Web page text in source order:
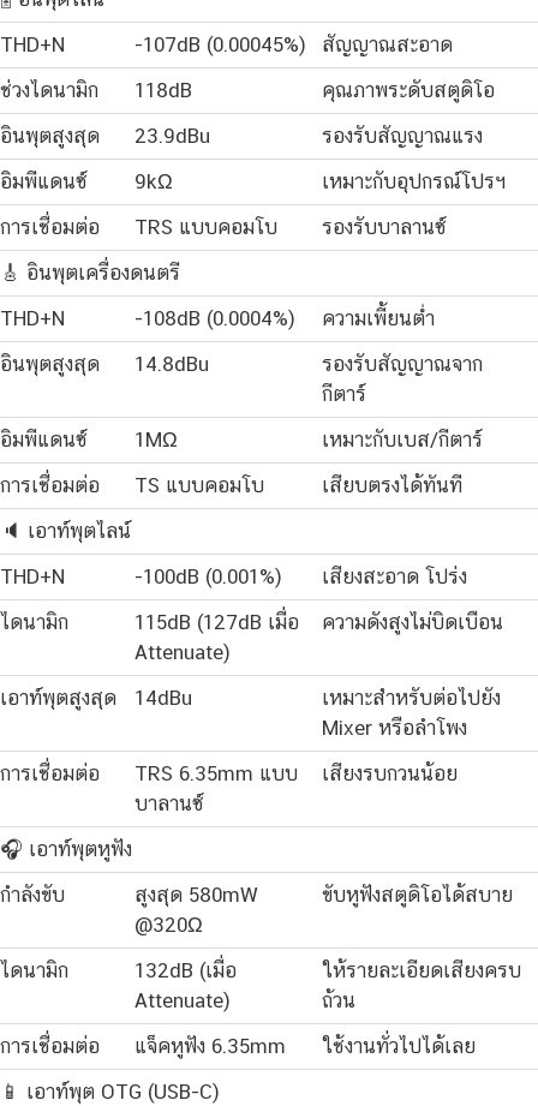
THD+N
-107dB (0.00045%)
สัญญาณสะอาด
ช่วงไดนามิก
118dB
คุณภาพระดับสตูดิโอ
อินพุตสูงสุด
23.9dBu
รองรับสัญญาณแรง
อิมพีแดนซ์
9kΩ
เหมาะกับอุปกรณ์โปรฯ
การเชื่อมต่อ
TRS แบบคอมโบ
รองรับบาลานซ์
🎸 อินพุตเครื่องดนตรี
THD+N
-108dB (0.0004%)
ความเพี้ยนต่ำ
อินพุตสูงสุด
14.8dBu
รองรับสัญญาณจาก
กีตาร์
อิมพีแดนซ์
1MΩ
เหมาะกับเบส/กีตาร์
การเชื่อมต่อ
TS แบบคอมโบ
เสียบตรงได้ทันที
🔈 เอาท์พุตไลน์
THD+N
-100dB (0.001%)
เสียงสะอาด โปร่ง
ไดนามิก
115dB (127dB เมื่อ
Attenuate)
ความดังสูงไม่บิดเบือน
เอาท์พุตสูงสุด 14dBu
เหมาะสำหรับต่อไปยัง
Mixer หรือลำโพง
การเชื่อมต่อ
TRS 6.35mm แบบ
บาลานซ์
เสียงรบกวนน้อย
🎧 เอาท์พุตหูฟัง
กำลังขับ
สูงสุด 580mW
@320Ω
ขับหูฟังสตูดิโอได้สบาย
ไดนามิก
132dB (เมื่อ
Attenuate)
ให้รายละเอียดเสียงครบ
ถ้วน
การเชื่อมต่อ
แจ็คหูฟัง 6.35mm
ใช้งานทั่วไปได้เลย
📱 เอาท์พุต OTG (USB-C)